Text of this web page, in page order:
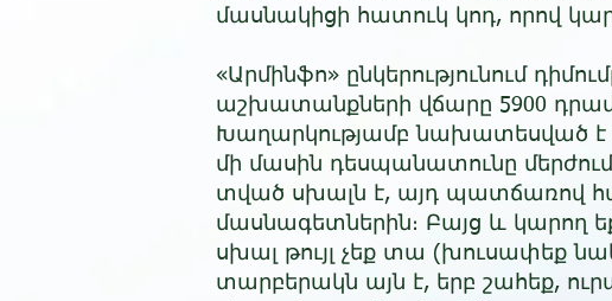
մասնակիցի հատուկ կոդ, որով
«Արմինֆո» ընկերությունում
աշխատանքների վճարը 5900
Խաղարկությամբ նախատեսված է
մի մասին դեսպանատունը
տված սխալն է, այդ պատճառով
մասնագետներին։ Բայց և կարող
սխալ թույլ չեք տա (խուսափեք
տարբերակն այն է, երբ շահեք,